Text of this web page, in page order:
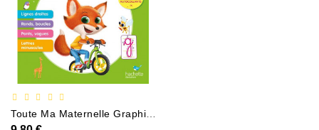
Et
Droit
Fantasy